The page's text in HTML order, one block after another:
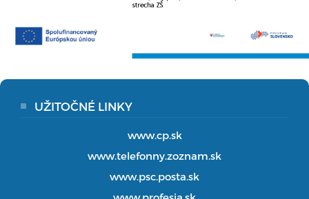
UŽITOČNÉ LINKY
www.cp.sk
www.telefonny.zoznam.sk
www.psc.posta.sk